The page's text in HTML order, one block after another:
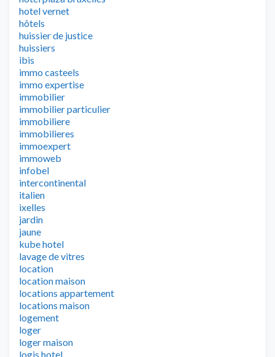
hotel vernet
hôtels
huissier de justice
huissiers
ibis
immo casteels
immo expertise
immobilier
immobilier particulier
immobiliere
immobilieres
immoexpert
immoweb
infobel
intercontinental
italien
ixelles
jardin
jaune
kube hotel
lavage de vitres
location
location maison
locations appartement
locations maison
logement
loger
loger maison
logis hotel